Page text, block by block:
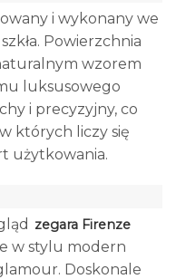
i wykonany we
Powierzchnia
wzorem
luksusowego
i precyzyjny, co
których liczy się
użytkowania.
zegara Firenze
w stylu modern
Doskonale